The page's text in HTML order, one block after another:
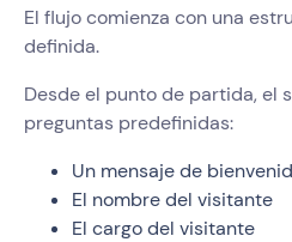
El flujo comienza con una
definida.
Desde el punto de partida, el
preguntas predefinidas:
Un mensaje de
El nombre del visitante
El cargo del visitante